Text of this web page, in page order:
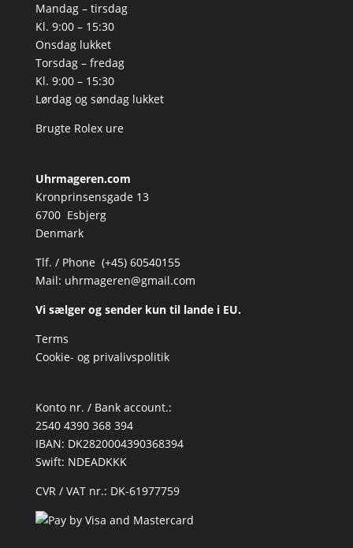
Mandag – tirsdag
Kl. 9:00 – 15:30
Onsdag lukket
Torsdag – fredag
Kl. 9:00 – 15:30
Lørdag og søndag lukket
Brugte Rolex ure
Uhrmageren.com
Kronprinsensgade 13
6700 Esbjerg
Denmark
Tlf. / Phone (+45) 60540155
Mail: uhrmageren@gmail.com
Vi sælger og sender kun til lande i EU.
Terms
Cookie- og privalivspolitik
Konto nr. / Bank account.:
2540 4390 368 394
IBAN: DK2820004390368394
Swift: NDEADKKK
CVR / VAT nr.: DK-61977759